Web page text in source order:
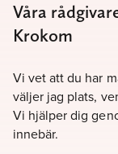
Våra
Krokom
Vi vet att du har
väljer jag plats,
Vi hjälper dig
innebär.